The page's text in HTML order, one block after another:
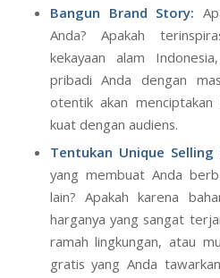
Bangun Brand Story:
Anda? Apakah
kekayaan alam
pribadi Anda dengan
otentik akan menciptakan
kuat dengan audiens.
Tentukan Unique Selling
yang membuat Anda
lain? Apakah karena
harganya yang sangat
ramah lingkungan, atau
gratis yang Anda